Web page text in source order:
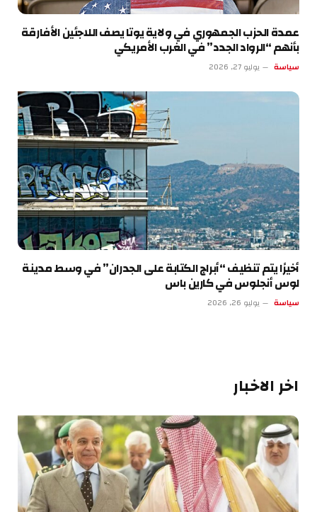
عمدة الحزب الجمهوري في ولاية يوتا يصف اللاجئين الأفارقة
بأنهم “الرواد الجدد” في الغرب الأمريكي
سياسة يوليو 27, 2026
أخيرًا يتم تنظيف “أبراج الكتابة على الجدران” في وسط مدينة
لوس أنجلوس في كارين باس
سياسة يوليو 26, 2026
اخر الاخبار